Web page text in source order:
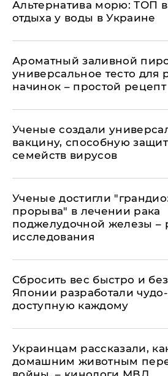
Альтернатива морю: ТОП
отдыха у воды в Украине
Ароматный заливной
универсальное тесто для
начинок – простой рецепт
Ученые создали
вакцину, способную
семейств вирусов
Ученые достигли
прорыва" в лечении рака
поджелудочной железы –
исследования
Сбросить вес быстро и
Японии разработали
доступную каждому
Украинцам рассказали,
домашним животным